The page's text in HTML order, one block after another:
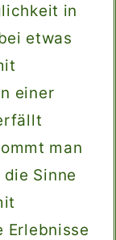
in
etwas
einer
man
Sinne
Erlebnisse